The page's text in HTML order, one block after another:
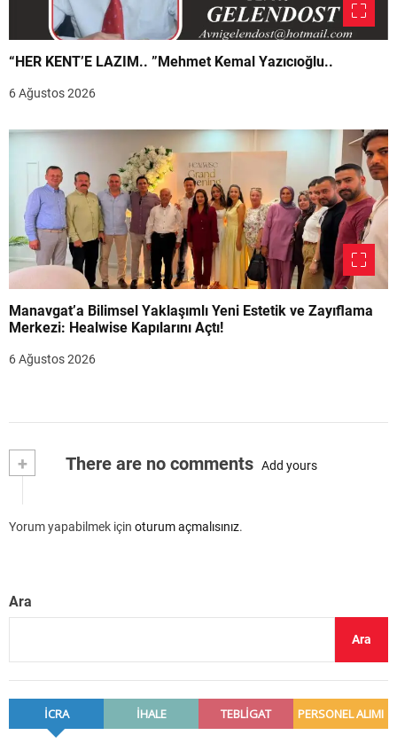
“HER KENT’E LAZIM.. ”Mehmet Kemal Yazıcıoğlu..
6 Ağustos 2026
Manavgat’a Bilimsel Yaklaşımlı Yeni Estetik ve Zayıflama
Merkezi: Healwise Kapılarını Açtı!
6 Ağustos 2026
+ There are no comments Add yours
Yorum yapabilmek için oturum açmalısınız.
Ara
Ara